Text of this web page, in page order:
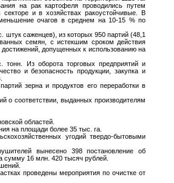
на рак картофеля проводились путем
и в хозяйствах ракоустойчивые. В
очагов в среднем на 10-15 % по
штук саженцев), из которых 950 партий (48,1
семян, с истекшим сроком действия
допущенных к использованию на
Из оборота торговых предприятий и
и безопасность продукции, закупка и
зерна и продуктов его переработки в
о соответствии, выданных производителям
областей.
на площади более 35 тыс. га.
угодий твердо-бытовыми
вынесено 398 постановление об
16 млн. 420 тысяч рублей.
проведены мероприятия по очистке от